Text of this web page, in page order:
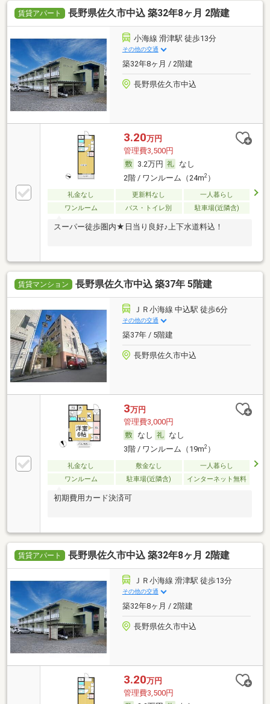
賃貸アパート 長野県佐久市中込 築32年8ヶ月 2階建
小海線 滑津駅 徒歩13分
その他の交通
築32年8ヶ月 / 2階建
長野県佐久市中込
3.20万円
管理費3,500円
3.2万円
なし
2階 / ワンルーム（24m2）
礼金なし 更新料なし
一人暮らし
ワンルーム
バス・トイレ別 駐車場(近隣含)
スーパー徒歩圏内★日当り良好♪上下水道料込！
賃貸マンション 長野県佐久市中込 築37年 5階建
ＪＲ小海線 中込駅 徒歩6分
その他の交通
築37年 / 5階建
長野県佐久市中込
3万円
管理費3,000円
なし
なし
3階 / ワンルーム（19m2）
礼金なし 敷金なし
一人暮らし
ワンルーム
駐車場(近隣含) インターネット無料
初期費用カード決済可
賃貸アパート 長野県佐久市中込 築32年8ヶ月 2階建
ＪＲ小海線 滑津駅 徒歩13分
その他の交通
築32年8ヶ月 / 2階建
長野県佐久市中込
3.20万円
管理費3,500円